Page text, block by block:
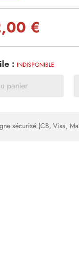
€
: INDISPONIBLE
panier
sécurisé (CB, Visa,